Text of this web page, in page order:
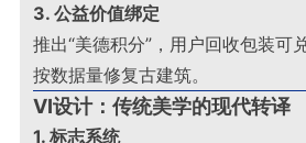
3. 公益价值绑定
推出“美德积分”，用户回收包装可
按数据量修复古建筑。
VI设计：传统美学的现代转译
1. 标志系统